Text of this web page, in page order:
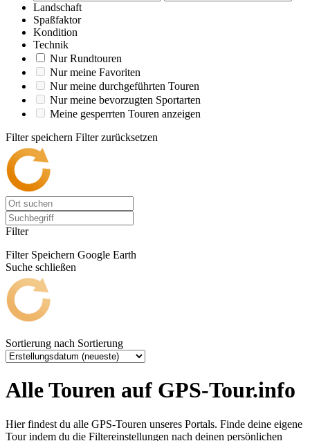
Landschaft
Spaßfaktor
Kondition
Technik
Nur Rundtouren
Nur meine Favoriten
Nur meine durchgeführten Touren
Nur meine bevorzugten Sportarten
Meine gesperrten Touren anzeigen
Filter speichern Filter zurücksetzen
Filter
Filter Speichern Google Earth
Suche schließen
Sortierung nach Sortierung
Alle Touren auf GPS-Tour.info
Hier findest du alle GPS-Touren unseres Portals. Finde deine eigene
Tour indem du die Filtereinstellungen nach deinen persönlichen